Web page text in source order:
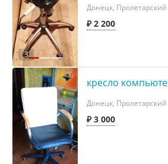
3
₽ 2 200
Донецк, Пролетарский
кресло
₽ 3 000
Донецк, Пролетарский